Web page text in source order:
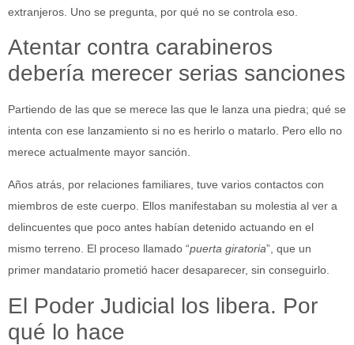
extranjeros. Uno se pregunta, por qué no se controla eso.
Atentar contra carabineros
debería merecer serias sanciones
Partiendo de las que se merece las que le lanza una piedra; qué se
intenta con ese lanzamiento si no es herirlo o matarlo. Pero ello no
merece actualmente mayor sanción.
Años atrás, por relaciones familiares, tuve varios contactos con
miembros de este cuerpo. Ellos manifestaban su molestia al ver a
delincuentes que poco antes habían detenido actuando en el
mismo terreno. El proceso llamado “puerta giratoria”, que un
primer mandatario prometió hacer desaparecer, sin conseguirlo.
El Poder Judicial los libera. Por
qué lo hace